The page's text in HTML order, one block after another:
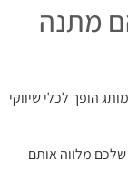
מתנה
הופך לכלי שיווקי
מלווה אותם